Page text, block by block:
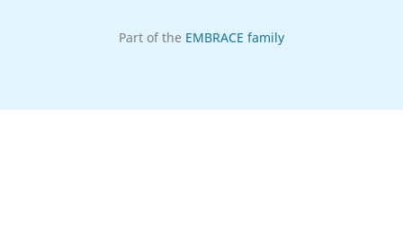
Part of the EMBRACE family